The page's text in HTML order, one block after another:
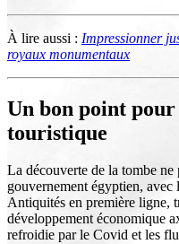
À lire aussi : Impressionner
royaux monumentaux
Un bon point
touristique
La découverte de la tombe
gouvernement égyptien, avec
Antiquités en première ligne,
développement économique
refroidie par le Covid et les